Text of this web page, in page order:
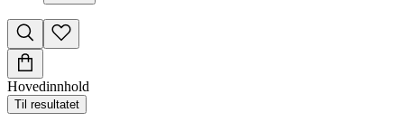
Hovedinnhold
Til resultatet